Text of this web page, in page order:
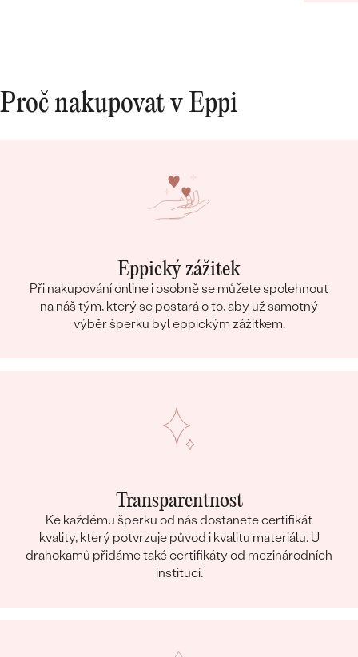
Proč nakupovat v Eppi
Eppický zážitek
Při nakupování online i osobně se můžete spolehnout
na náš tým, který se postará o to, aby už samotný
výběr šperku byl eppickým zážitkem.
Transparentnost
Ke každému šperku od nás dostanete certifikát
kvality, který potvrzuje původ i kvalitu materiálu. U
drahokamů přidáme také certifikáty od mezinárodních
institucí.